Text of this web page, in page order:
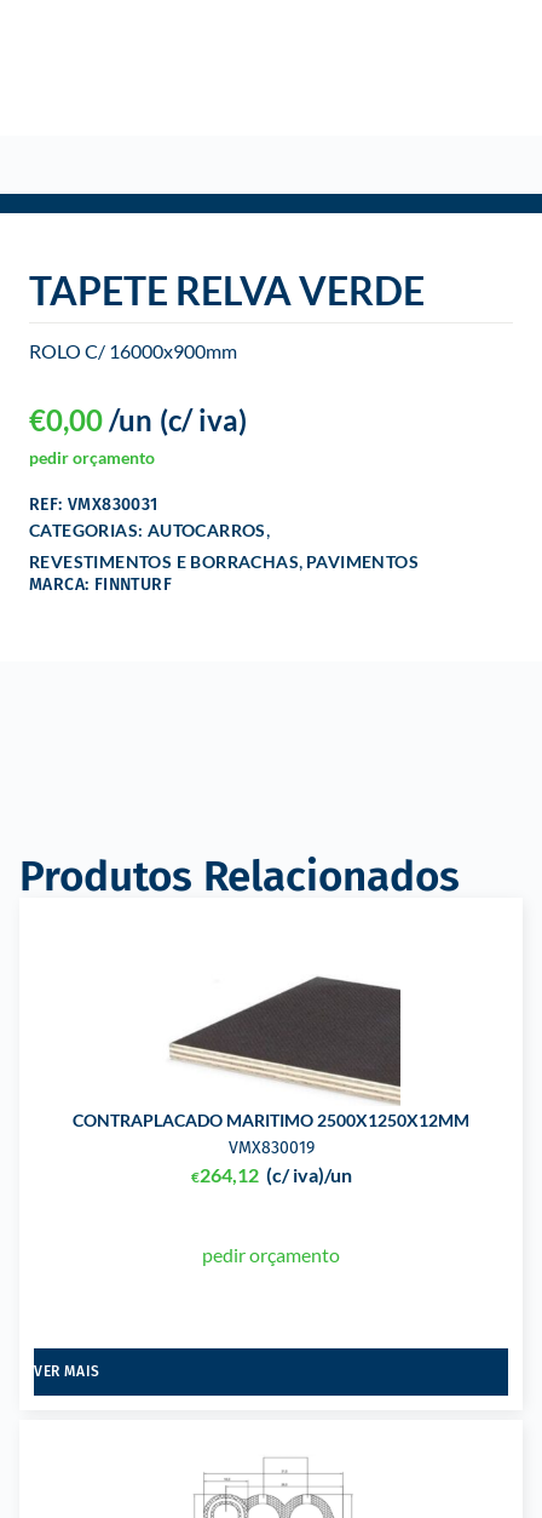
TAPETE RELVA VERDE
ROLO C/ 16000x900mm
€0,00 (c/ iva)
/un
pedir orçamento
REF: VMX830031
CATEGORIAS: AUTOCARROS,
REVESTIMENTOS E BORRACHAS, PAVIMENTOS
MARCA: FINNTURF
Produtos Relacionados
CONTRAPLACADO MARITIMO 2500X1250X12MM
VMX830019
€264,12 (c/ iva)/un
pedir orçamento
VER MAIS